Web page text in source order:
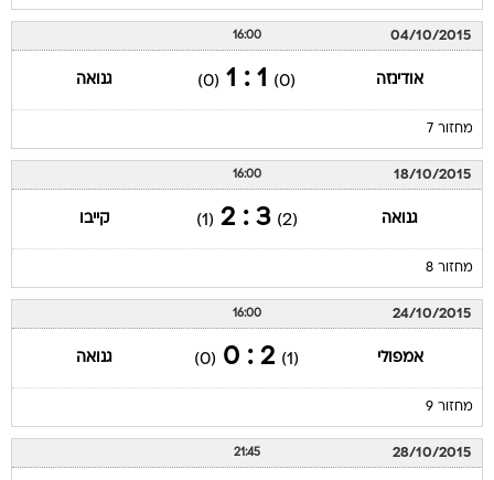
04/10/2015
16:00
אודינזה (0)
1 : 1
(0) גנואה
מחזור 7
18/10/2015
16:00
גנואה (2)
3 : 2
(1) קייבו
מחזור 8
24/10/2015
16:00
אמפולי (1)
2 : 0
(0) גנואה
מחזור 9
28/10/2015
21:45